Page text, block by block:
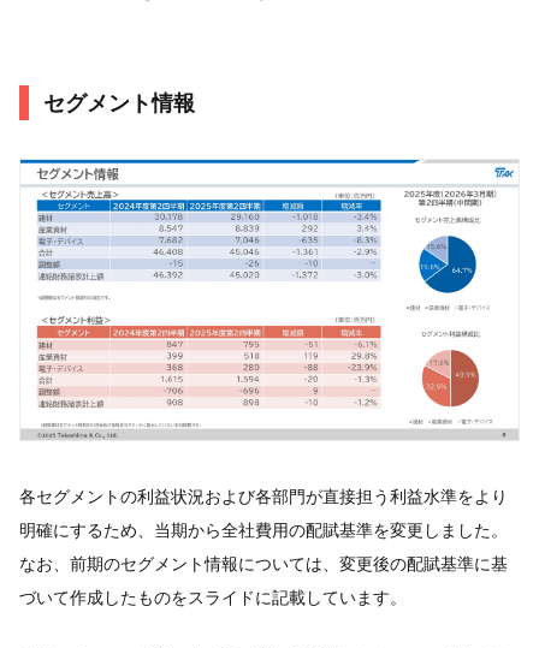
セグメント情報
各セグメントの利益状況および各部門が直接担う利益水準をより
明確にするため、当期から全社費用の配賦基準を変更しました。
なお、前期のセグメント情報については、変更後の配賦基準に基
づいて作成したものをスライドに記載しています。